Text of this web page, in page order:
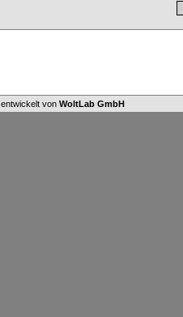
, entwickelt von WoltLab GmbH